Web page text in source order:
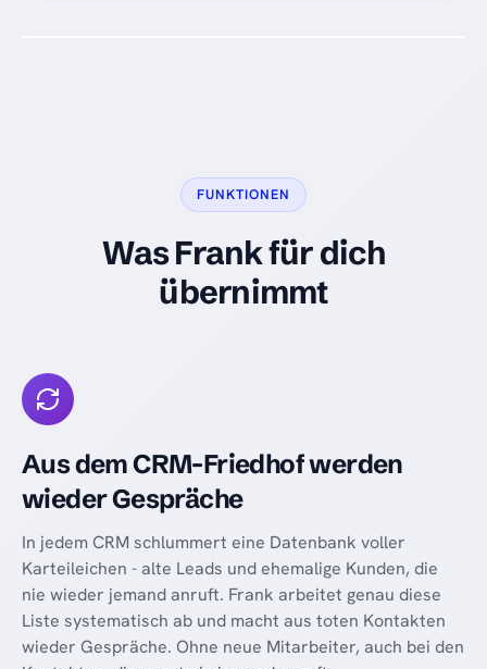
FUNKTIONEN
Was Frank für dich
übernimmt
Aus dem CRM-Friedhof werden
wieder Gespräche
In jedem CRM schlummert eine Datenbank voller
Karteileichen - alte Leads und ehemalige Kunden, die
nie wieder jemand anruft. Frank arbeitet genau diese
Liste systematisch ab und macht aus toten Kontakten
wieder Gespräche. Ohne neue Mitarbeiter, auch bei den